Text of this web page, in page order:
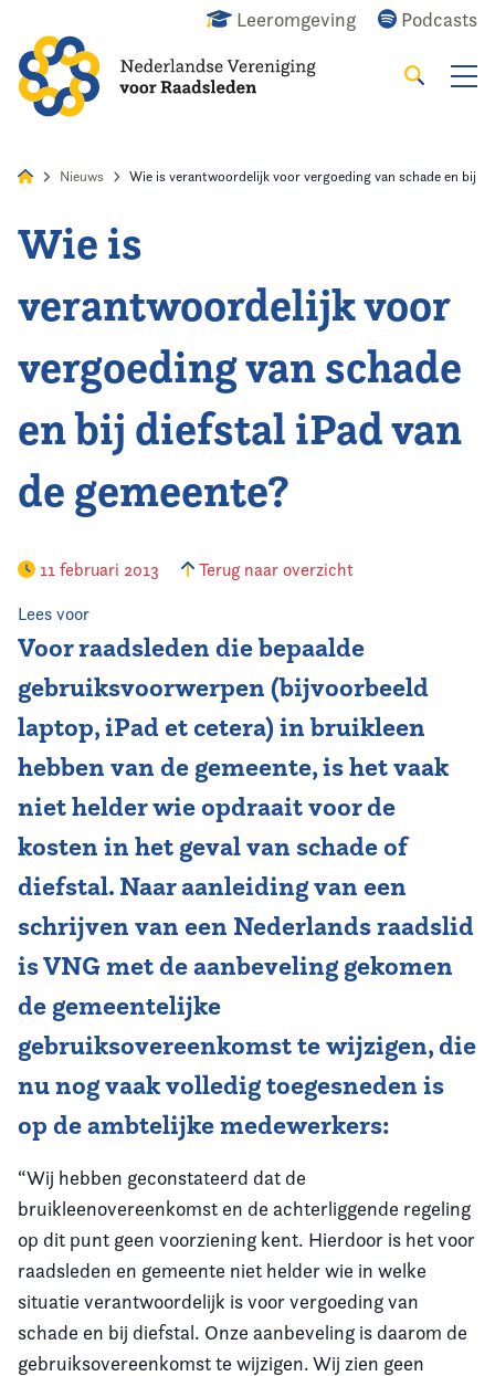
Leeromgeving Podcasts
Zoeken
Home
Agenda
Nieuws
Opleiding
Kennis & Informatie
Nieuws Wie is verantwoordelijk voor vergoeding van schade en bij
Wie is
verantwoordelijk voor
vergoeding van schade
en bij diefstal iPad van
de gemeente?
11 februari 2013 Terug naar overzicht
Lees voor
Voor raadsleden die bepaalde
gebruiksvoorwerpen (bijvoorbeeld
laptop, iPad et cetera) in bruikleen
hebben van de gemeente, is het vaak
niet helder wie opdraait voor de
kosten in het geval van schade of
diefstal. Naar aanleiding van een
schrijven van een Nederlands raadslid
is VNG met de aanbeveling gekomen
de gemeentelijke
gebruiksovereenkomst te wijzigen, die
nu nog vaak volledig toegesneden is
op de ambtelijke medewerkers:
“Wij hebben geconstateerd dat de
bruikleenovereenkomst en de achterliggende regeling
op dit punt geen voorziening kent. Hierdoor is het voor
raadsleden en gemeente niet helder wie in welke
situatie verantwoordelijk is voor vergoeding van
schade en bij diefstal. Onze aanbeveling is daarom de
gebruiksovereenkomst te wijzigen. Wij zien geen